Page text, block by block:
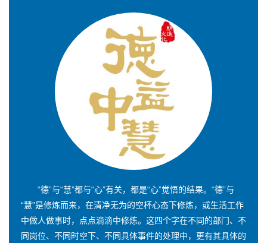
“德”与“慧”都与“心”有关，都是“心”觉悟的结果。“德”与
“慧”是修炼而来，在清净无为的空杯心态下修炼，或生活工作
中做人做事时，点点滴滴中修炼。这四个字在不同的部门、不
同岗位、不同时空下、不同具体事件的处理中，更有其具体的